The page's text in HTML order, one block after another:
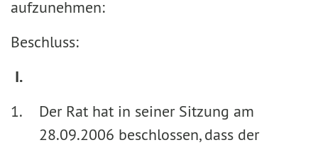
aufzunehmen:
Beschluss:
I.
Der Rat hat in seiner Sitzung am
28.09.2006 beschlossen, dass der